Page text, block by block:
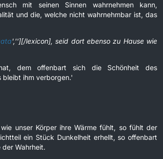
mit seinen Sinnen wahrnehmen kann,
und die, welche nicht wahrnehmbar ist, das
',''][/lexicon], seid dort ebenso zu Hause wie
dem offenbart sich die Schönheit des
ihm verborgen.'
unser Körper ihre Wärme fühlt, so fühlt der
ein Stück Dunkelheit erhellt, so offenbart
Wahrheit.